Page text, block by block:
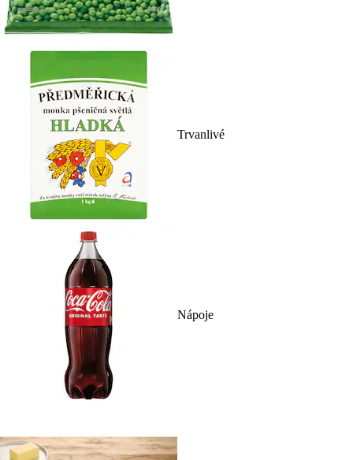
Trvanlivé
Nápoje